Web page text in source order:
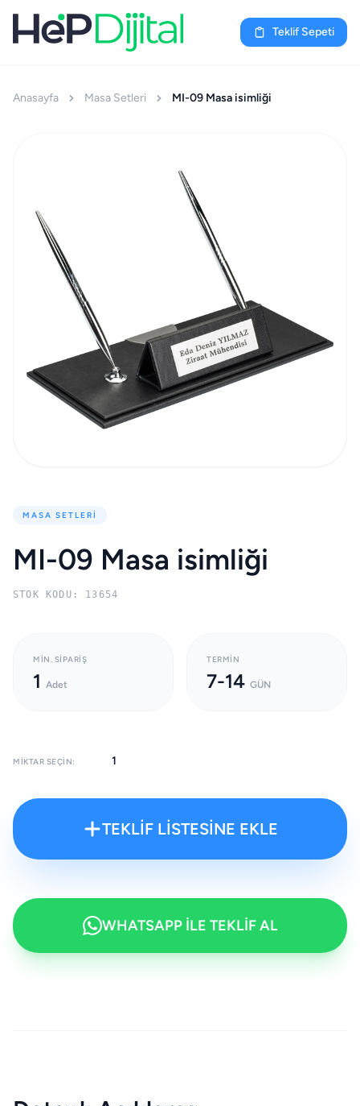
Teklif Sepeti
Anasayfa Masa Setleri MI-09 Masa isimliği
MASA SETLERI
MI-09 Masa isimliği
STOK KODU: 13654
MIN. SIPARIŞ
1 Adet
TERMIN
7-14 GÜN
MIKTAR SEÇIN:
TEKLİF LİSTESİNE EKLE
WHATSAPP İLE TEKLİF AL